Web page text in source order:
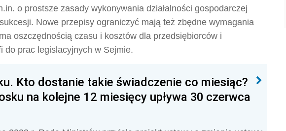
o prostsze zasady wykonywania działalności gospodarczej
Nowe przepisy ograniczyć mają też zbędne wymagania
oszczędnością czasu i kosztów dla przedsiębiorców i
do prac legislacyjnych w Sejmie.
Kto dostanie takie świadczenie co miesiąc?
na kolejne 12 miesięcy upływa 30 czerwca